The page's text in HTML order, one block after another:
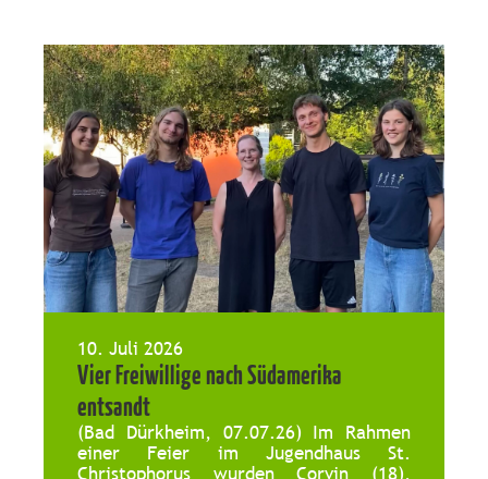
10. Juli 2026
Vier Freiwillige nach Südamerika
entsandt
(Bad Dürkheim, 07.07.26) Im Rahmen
einer Feier im Jugendhaus St.
Christophorus wurden Corvin (18),